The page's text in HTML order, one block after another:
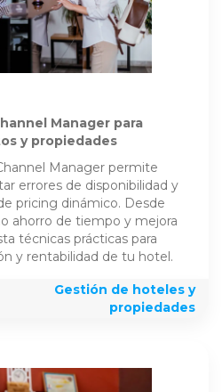
Manager para
y propiedades
Manager permite
errores de disponibilidad y
pricing dinámico. Desde
ahorro de tiempo y mejora
técnicas prácticas para
y rentabilidad de tu hotel.
Gestión de hoteles y
propiedades